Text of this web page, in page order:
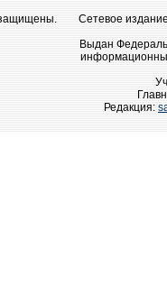
Сетевое
Выдан
Редакция: